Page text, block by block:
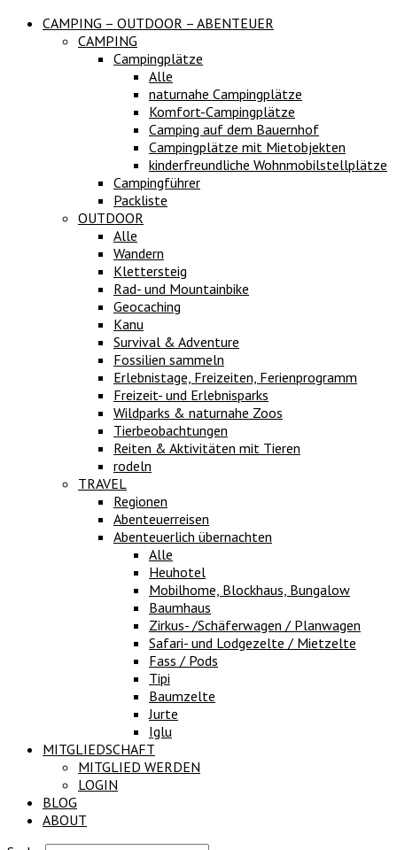
CAMPING – OUTDOOR – ABENTEUER
CAMPING
Campingplätze
Alle
naturnahe Campingplätze
Komfort-Campingplätze
Camping auf dem Bauernhof
Campingplätze mit Mietobjekten
kinderfreundliche Wohnmobilstellplätze
Campingführer
Packliste
OUTDOOR
Alle
Wandern
Klettersteig
Rad- und Mountainbike
Geocaching
Kanu
Survival & Adventure
Fossilien sammeln
Erlebnistage, Freizeiten, Ferienprogramm
Freizeit- und Erlebnisparks
Wildparks & naturnahe Zoos
Tierbeobachtungen
Reiten & Aktivitäten mit Tieren
rodeln
TRAVEL
Regionen
Abenteuerreisen
Abenteuerlich übernachten
Alle
Heuhotel
Mobilhome, Blockhaus, Bungalow
Baumhaus
Zirkus- /Schäferwagen / Planwagen
Safari- und Lodgezelte / Mietzelte
Fass / Pods
Tipi
Baumzelte
Jurte
Iglu
MITGLIEDSCHAFT
MITGLIED WERDEN
LOGIN
BLOG
ABOUT